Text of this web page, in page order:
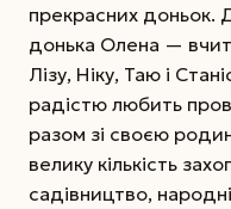
прекрасних доньок.
донька Олена —
Лізу, Ніку, Таю і
радістю любить
разом зі своєю
велику кількість
садівництво,